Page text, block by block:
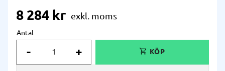
8 284 kr
Antal
+
-